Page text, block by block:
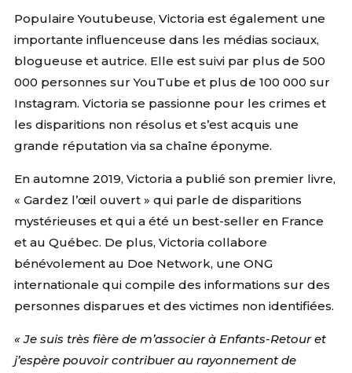
Populaire Youtubeuse, Victoria est également une
importante influenceuse dans les médias sociaux,
blogueuse et autrice. Elle est suivi par plus de 500
000 personnes sur YouTube et plus de 100 000 sur
Instagram. Victoria se passionne pour les crimes et
les disparitions non résolus et s’est acquis une
grande réputation via sa chaîne éponyme.
En automne 2019, Victoria a publié son premier livre,
« Gardez l’œil ouvert » qui parle de disparitions
mystérieuses et qui a été un best-seller en France
et au Québec. De plus, Victoria collabore
bénévolement au Doe Network, une ONG
internationale qui compile des informations sur des
personnes disparues et des victimes non identifiées.
« Je suis très fière de m’associer à Enfants-Retour et
j’espère pouvoir contribuer au rayonnement de